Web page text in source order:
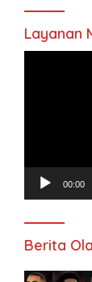
Layanan
00:00
Berita